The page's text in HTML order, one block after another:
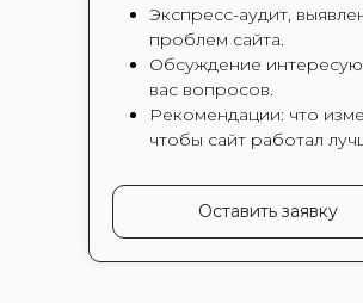
Экспресс-аудит,
проблем сайта.
Обсуждение
вас вопросов.
Рекомендации: что
чтобы сайт работал
Оставить заявку